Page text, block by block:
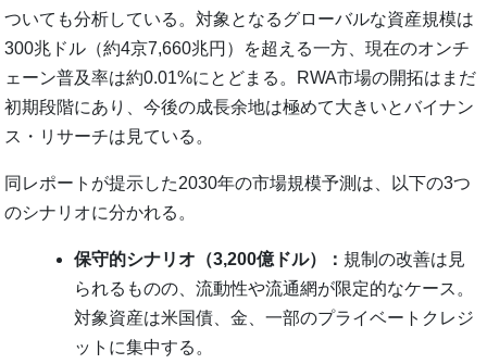
ついても分析している。対象となるグローバルな資産規模は
300兆ドル（約4京7,660兆円）を超える一方、現在のオンチ
ェーン普及率は約0.01%にとどまる。RWA市場の開拓はまだ
初期段階にあり、今後の成長余地は極めて大きいとバイナン
ス・リサーチは見ている。
同レポートが提示した2030年の市場規模予測は、以下の3つ
のシナリオに分かれる。
保守的シナリオ（3,200億ドル）： 規制の改善は見
られるものの、流動性や流通網が限定的なケース。
対象資産は米国債、金、一部のプライベートクレジ
ットに集中する。